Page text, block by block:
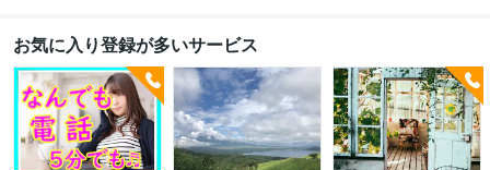
お気に入り登録が多いサービス